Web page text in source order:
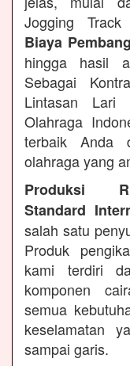
Jogging
Biaya
hingga hasil
Sebagai
Lintasan Lari
Olahraga
terbaik Anda
olahraga yang
Produksi
Standard
salah satu
Produk
kami terdiri
komponen
semua
keselamatan
sampai garis.